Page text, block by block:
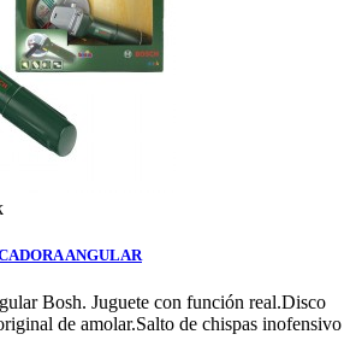
ANGULAR
Bosh. Juguete con función real.Disco
de amolar.Salto de chispas inofensivo